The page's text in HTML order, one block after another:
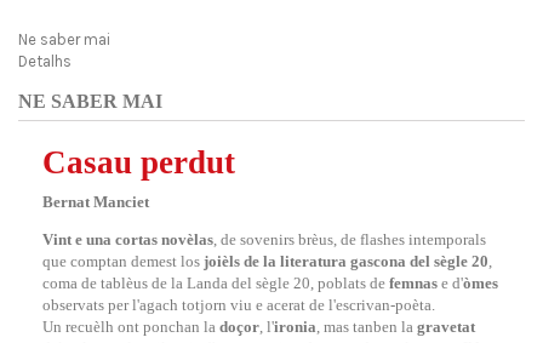
Ne saber mai
Detalhs
NE SABER MAI
Casau perdut
Bernat Manciet
Vint e una cortas novèlas, de sovenirs brèus, de flashes intemporals
que comptan demest los joièls de la literatura gascona del sègle 20,
coma de tablèus de la Landa del sègle 20, poblats de femnas e d'òmes
observats per l'agach totjorn viu e acerat de l'escrivan-poèta.
Un recuèlh ont ponchan la doçor, l'ironia, mas tanben la gravetat